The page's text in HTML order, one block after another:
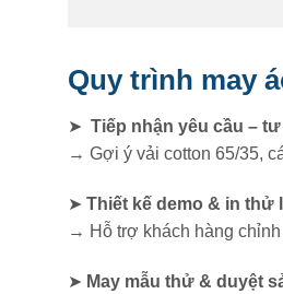
Quy trình may
➤ Tiếp nhận yêu cầu –
→ Gợi ý vải cotton 65/35,
➤ Thiết kế demo & in thử
→ Hỗ trợ khách hàng
➤ May mẫu thử & duyệt